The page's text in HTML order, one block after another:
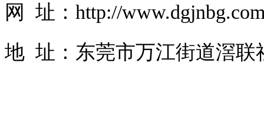
网 址：http://
地 址：东莞市万江街道滘联